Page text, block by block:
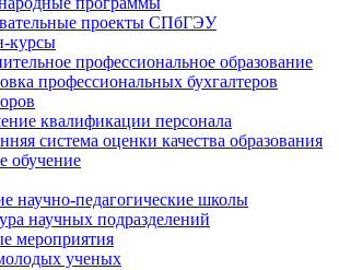
проекты СПбГЭУ
курсы
профессиональное образование
профессиональных бухгалтеров
квалификации персонала
система оценки качества образования
обучение
научно-педагогические школы
научных подразделений
мероприятия
ученых